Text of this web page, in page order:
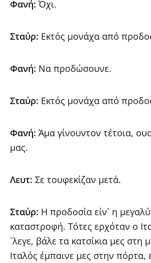
Φανή: Όχι.
Σταύρ: Εκτός μονάχα από
Φανή: Να προδώσουνε.
Σταύρ: Εκτός μονάχα από
Φανή: Άμα γίνουντον τέτοια,
μας.
Λευτ: Σε τουφεκίζαν μετά.
Σταύρ: Η προδοσία είν` η
καταστροφή. Τότες ερχόταν ο
`λεγε, βάλε τα κατσίκια μες στη
Ιταλός έμπαινε μες στην πόρτα,